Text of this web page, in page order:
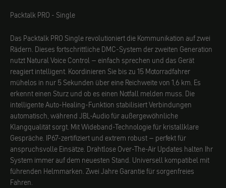
Cardo
Packtalk PRO - Single
Das Packtalk PRO Single revolutioniert die Kommunikation auf zwei
Rädern. Dieses fortschrittliche DMC-System der zweiten Generation
nutzt Natural Voice Control – einfach sprechen und das Gerät
reagiert intelligent. Koordinieren Sie bis zu 15 Motorradfahrer
mühelos in nur 5 Sekunden über eine Reichweite von 1,6 km. Es
erkennt einen Sturz und ob es einen Notfall melden muss. Die
intelligente Auto-Healing-Funktion stabilisiert Verbindungen
automatisch, während JBL-Audio für außergewöhnliche
Klangqualität sorgt. Mit Wideband-Technologie für kristallklare
Gespräche. IP67-zertifiziert und extrem robust – perfekt für
anspruchsvolle Einsätze. Drahtlose Over-The-Air Updates halten Ihr
System immer auf dem neuesten Stand. Universell kompatibel mit
führenden Helmmarken. Zwei Jahre Garantie für sorgenfreies
Fahren.